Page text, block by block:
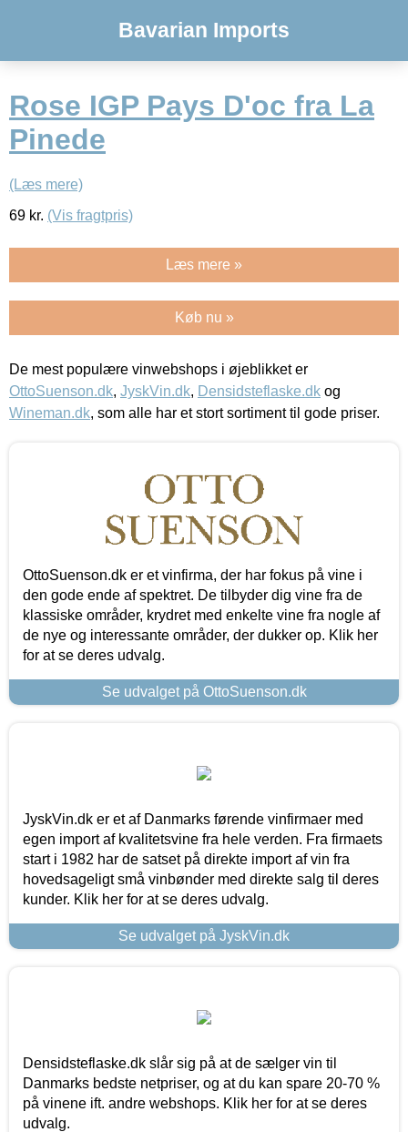
Bavarian Imports
Rose IGP Pays D'oc fra La
Pinede
(Læs mere)
69 kr. (Vis fragtpris)
Læs mere »
Køb nu »
De mest populære vinwebshops i øjeblikket er
OttoSuenson.dk, JyskVin.dk, Densidsteflaske.dk og
Wineman.dk, som alle har et stort sortiment til gode priser.
OttoSuenson.dk er et vinfirma, der har fokus på vine i
den gode ende af spektret. De tilbyder dig vine fra de
klassiske områder, krydret med enkelte vine fra nogle af
de nye og interessante områder, der dukker op. Klik her
for at se deres udvalg.
Se udvalget på OttoSuenson.dk
JyskVin.dk er et af Danmarks førende vinfirmaer med
egen import af kvalitetsvine fra hele verden. Fra firmaets
start i 1982 har de satset på direkte import af vin fra
hovedsageligt små vinbønder med direkte salg til deres
kunder. Klik her for at se deres udvalg.
Se udvalget på JyskVin.dk
Densidsteflaske.dk slår sig på at de sælger vin til
Danmarks bedste netpriser, og at du kan spare 20-70 %
på vinene ift. andre webshops. Klik her for at se deres
udvalg.